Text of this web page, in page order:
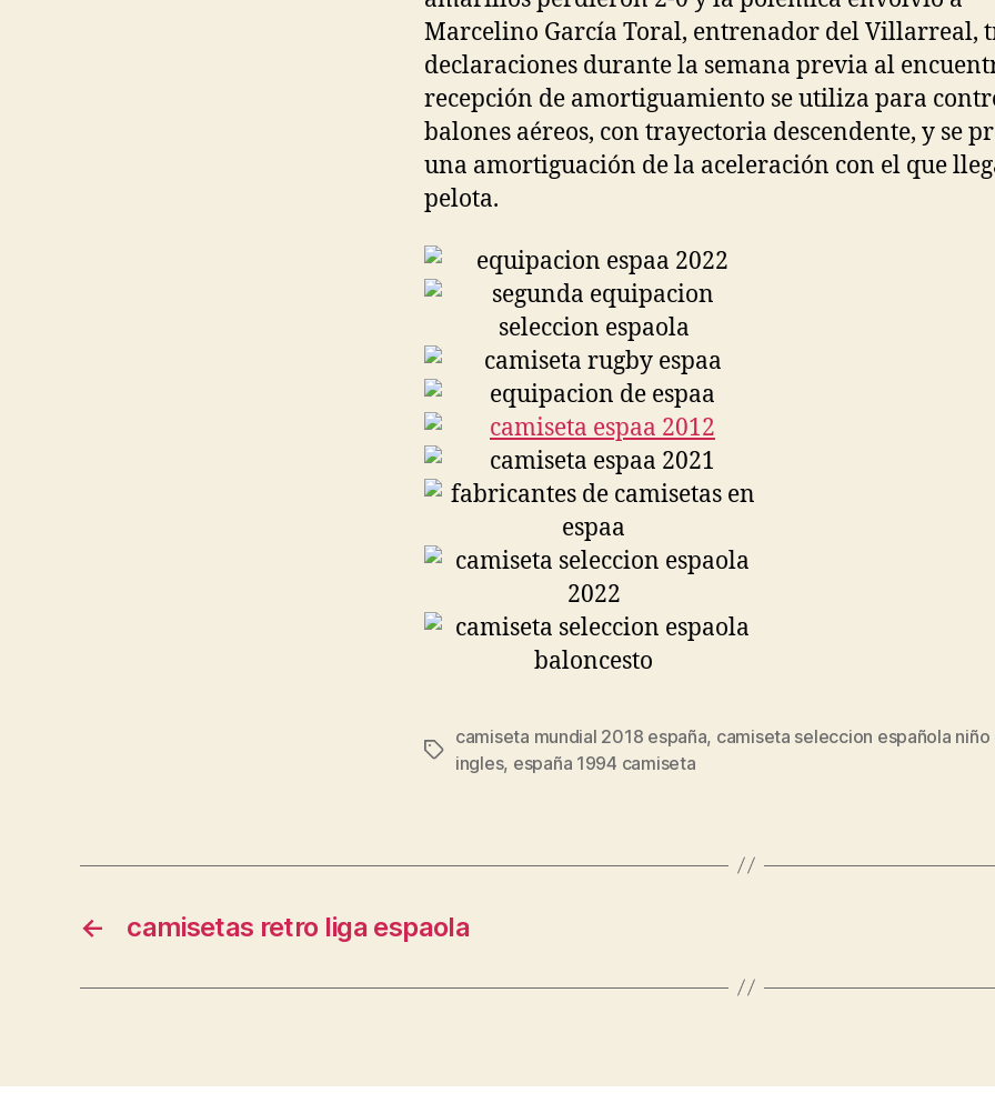
Marcelino García Toral, entrenador del Villarreal,
declaraciones durante la semana previa al
recepción de amortiguamiento se utiliza para
balones aéreos, con trayectoria descendente, y se
una amortiguación de la aceleración con el que
pelota.
Etiquetas
camiseta mundial 2018 españa, camiseta seleccion española
ingles, españa 1994 camiseta
← camisetas retro liga espaola